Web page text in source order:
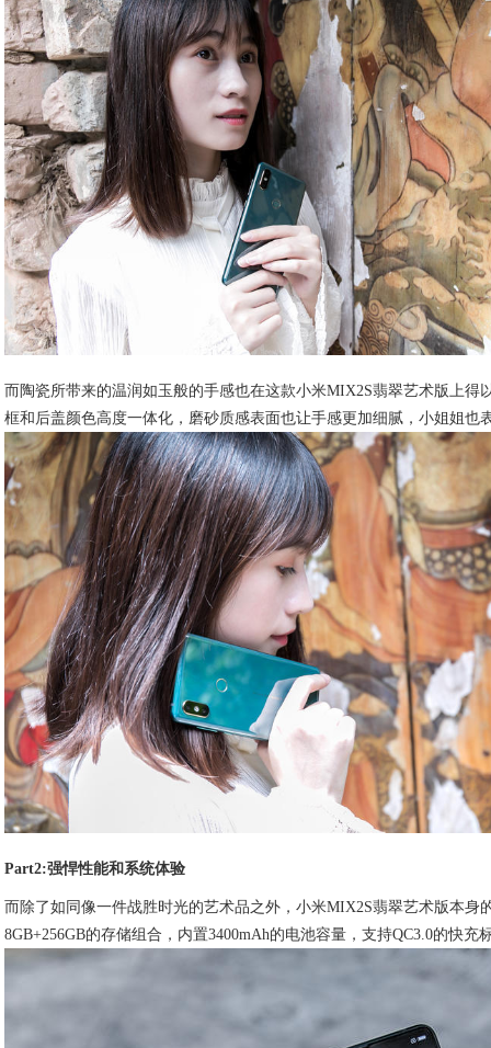
而陶瓷所带来的温润如玉般的手感也在这款小米MIX2S翡翠艺术版上
框和后盖颜色高度一体化，磨砂质感表面也让手感更加细腻，小姐姐也
Part2:强悍性能和系统体验
而除了如同像一件战胜时光的艺术品之外，小米MIX2S翡翠艺术版本身
8GB+256GB的存储组合，内置3400mAh的电池容量，支持QC3.0的快充